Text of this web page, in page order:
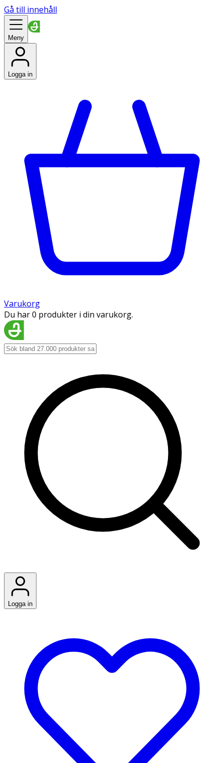
Gå till innehåll
Meny
Logga in
Varukorg
Du har 0 produkter i din varukorg.
Logga in